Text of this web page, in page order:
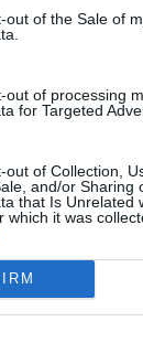
out of the Sale of
out of processing
for Targeted
out of Collection,
and/or Sharing
that Is Unrelated
which it was
το Pink.gr στο
το Pink.gr